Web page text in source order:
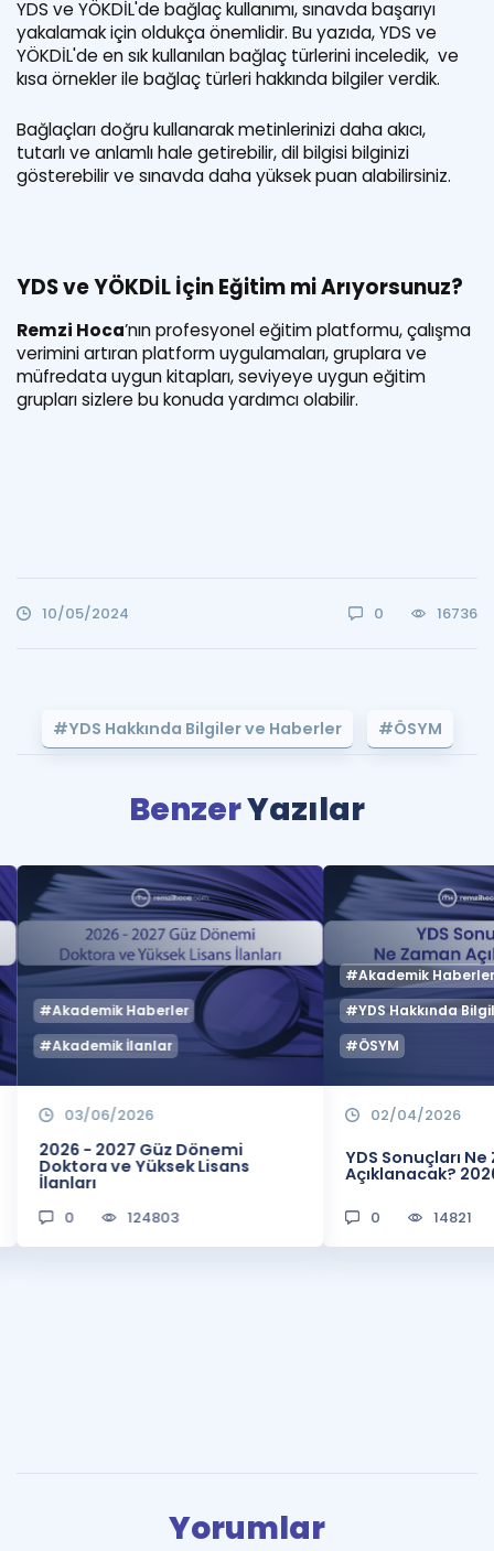
YDS ve YÖKDİL'de bağlaç kullanımı, sınavda başarıyı
yakalamak için oldukça önemlidir. Bu yazıda, YDS ve
YÖKDİL'de en sık kullanılan bağlaç türlerini inceledik, ve
kısa örnekler ile bağlaç türleri hakkında bilgiler verdik.
Bağlaçları doğru kullanarak metinlerinizi daha akıcı,
tutarlı ve anlamlı hale getirebilir, dil bilgisi bilginizi
gösterebilir ve sınavda daha yüksek puan alabilirsiniz.
YDS ve YÖKDİL İçin Eğitim mi Arıyorsunuz?
Remzi Hoca’nın profesyonel eğitim platformu, çalışma
verimini artıran platform uygulamaları, gruplara ve
müfredata uygun kitapları, seviyeye uygun eğitim
grupları sizlere bu konuda yardımcı olabilir.
10/05/2024 0 16736
#YDS Hakkında Bilgiler ve Haberler #ÖSYM
BenzerYazılar
#Akademik Haberler
#Akademik İlanlar
03/06/2026
2026 - 2027 Güz Dönemi
Doktora ve Yüksek Lisans
İlanları
0 124803
#Akademik
#YDS Hakkında
#ÖSYM
02/04/2026
YDS Sonuçları
Açıklanacak?
0 14821
Yorumlar